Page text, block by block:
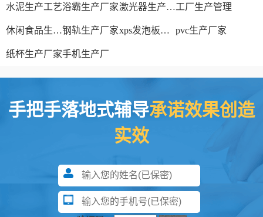
水泥生产工艺浴霸生产厂家 激光器生产厂家工厂生产管理
休闲食品生产线钢轨生产厂家 xps发泡板材生产线 pvc生产厂家
纸杯生产厂家手机生产厂
手把手落地式辅导承诺效果创造
实效